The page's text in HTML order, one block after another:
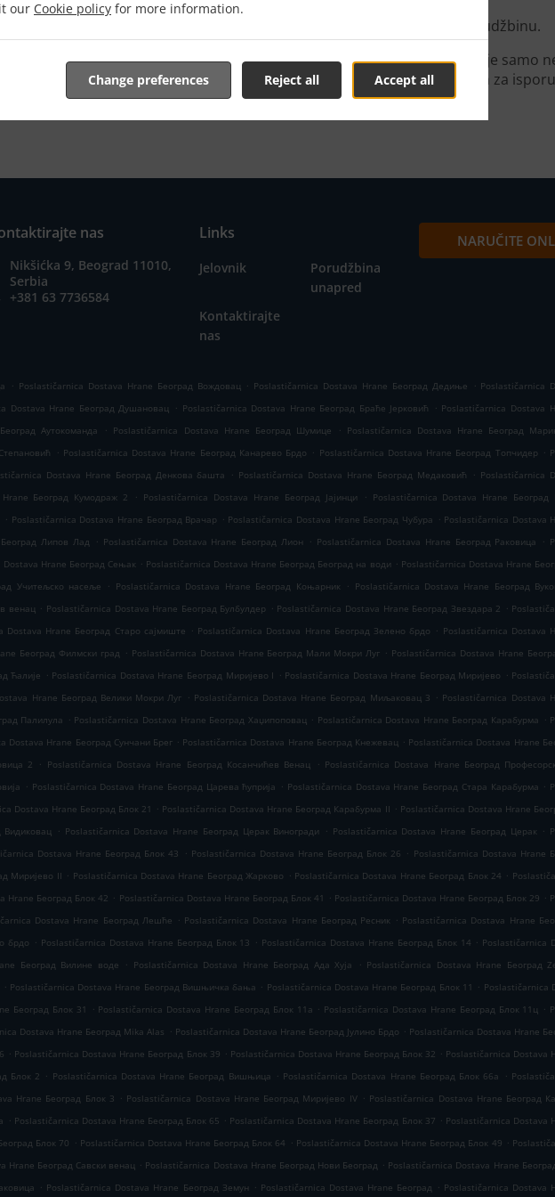
our Cookie policy for more information.
Accept all
Reject all
Change preferences
Савски венац i sa zadovoljstvom će mo preuzeti vašu online porudžbinu.
jelovnik i pošaljite nam porudžbinu kada budete spremni. Potrebno je samo
vašu porudžbinu i pošaljemo potvrdu prijema sa navedenim vremenom za
nas
Nikšićka 9, Beograd 11010,
Serbia
+381 63 7736584
Links
Jelovnik
Porudžbina
unapred
Kontaktirajte
nas
NARUČITE
. Poslastičarnica Dostava Hrane Београд Вождовац . Poslastičarnica Dostava Hrane Београд Дедиње . Poslastičarnica
Dostava Hrane Београд Душановац . Poslastičarnica Dostava Hrane Београд Браће Јерковић . Poslastičarnica Dostava
Аутокоманда . Poslastičarnica Dostava Hrane Београд Шумице . Poslastičarnica Dostava Hrane Београд
. Poslastičarnica Dostava Hrane Београд Канарево Брдо . Poslastičarnica Dostava Hrane Београд Топчидер .
Dostava Hrane Београд Денкова башта . Poslastičarnica Dostava Hrane Београд Медаковић . Poslastičarnica
Београд Кумодраж 2 . Poslastičarnica Dostava Hrane Београд Јајинци . Poslastičarnica Dostava Hrane
. Poslastičarnica Dostava Hrane Београд Врачар . Poslastičarnica Dostava Hrane Београд Чубура . Poslastičarnica Dostava
Липов Лад . Poslastičarnica Dostava Hrane Београд Лион . Poslastičarnica Dostava Hrane Београд Раковица .
Hrane Београд Сењак . Poslastičarnica Dostava Hrane Београд Београд на води . Poslastičarnica Dostava Hrane
Учитељско насеље . Poslastičarnica Dostava Hrane Београд Коњарник . Poslastičarnica Dostava Hrane Београд
венац . Poslastičarnica Dostava Hrane Београд Булбулдер . Poslastičarnica Dostava Hrane Београд Звездара 2 .
Dostava Hrane Београд Старо сајмиште . Poslastičarnica Dostava Hrane Београд Зелено брдо . Poslastičarnica Dostava
Београд Филмски град . Poslastičarnica Dostava Hrane Београд Мали Мокри Луг . Poslastičarnica Dostava Hrane
Ћалије . Poslastičarnica Dostava Hrane Београд Миријево I . Poslastičarnica Dostava Hrane Београд Миријево .
Hrane Београд Велики Мокри Луг . Poslastičarnica Dostava Hrane Београд Миљаковац 3 . Poslastičarnica Dostava
Палилула . Poslastičarnica Dostava Hrane Београд Хаџипоповац . Poslastičarnica Dostava Hrane Београд Карабурма .
Dostava Hrane Београд Сунчани Брег . Poslastičarnica Dostava Hrane Београд Кнежевац . Poslastičarnica Dostava Hrane
2 . Poslastičarnica Dostava Hrane Београд Косанчићев Венац . Poslastičarnica Dostava Hrane Београд
. Poslastičarnica Dostava Hrane Београд Царева ћуприја . Poslastičarnica Dostava Hrane Београд Стара Карабурма .
Dostava Hrane Београд Блок 21 . Poslastičarnica Dostava Hrane Београд Карабурма II . Poslastičarnica Dostava Hrane
Видиковац . Poslastičarnica Dostava Hrane Београд Церак Виногради . Poslastičarnica Dostava Hrane Београд Церак .
Dostava Hrane Београд Блок 43 . Poslastičarnica Dostava Hrane Београд Блок 26 . Poslastičarnica Dostava Hrane
Миријево II . Poslastičarnica Dostava Hrane Београд Жарково . Poslastičarnica Dostava Hrane Београд Блок 24 .
Hrane Београд Блок 42 . Poslastičarnica Dostava Hrane Београд Блок 41 . Poslastičarnica Dostava Hrane Београд Блок 29 .
Dostava Hrane Београд Лешће . Poslastičarnica Dostava Hrane Београд Ресник . Poslastičarnica Dostava Hrane
брдо . Poslastičarnica Dostava Hrane Београд Блок 13 . Poslastičarnica Dostava Hrane Београд Блок 14 . Poslastičarnica
Београд Вилине воде . Poslastičarnica Dostava Hrane Београд Ада Хуја . Poslastičarnica Dostava Hrane Београд
. Poslastičarnica Dostava Hrane Београд Вишњичка бања . Poslastičarnica Dostava Hrane Београд Блок 11 . Poslastičarnica
Београд Блок 31 . Poslastičarnica Dostava Hrane Београд Блок 11а . Poslastičarnica Dostava Hrane Београд Блок 11ц .
Dostava Hrane Београд Mika Alas . Poslastičarnica Dostava Hrane Београд Јулино Брдо . Poslastičarnica Dostava Hrane
. Poslastičarnica Dostava Hrane Београд Блок 39 . Poslastičarnica Dostava Hrane Београд Блок 32 . Poslastičarnica Dostava
Блок 2 . Poslastičarnica Dostava Hrane Београд Вишњица . Poslastičarnica Dostava Hrane Београд Блок 66а .
Hrane Београд Блок 3 . Poslastičarnica Dostava Hrane Београд Миријево IV . Poslastičarnica Dostava Hrane Београд
. Poslastičarnica Dostava Hrane Београд Блок 65 . Poslastičarnica Dostava Hrane Београд Блок 37 . Poslastičarnica Dostava
Блок 70 . Poslastičarnica Dostava Hrane Београд Блок 64 . Poslastičarnica Dostava Hrane Београд Блок 49 .
Hrane Београд Савски венац . Poslastičarnica Dostava Hrane Београд Нови Београд . Poslastičarnica Dostava Hrane
. Poslastičarnica Dostava Hrane Београд Земун . Poslastičarnica Dostava Hrane Београд . Poslastičarnica Dostava